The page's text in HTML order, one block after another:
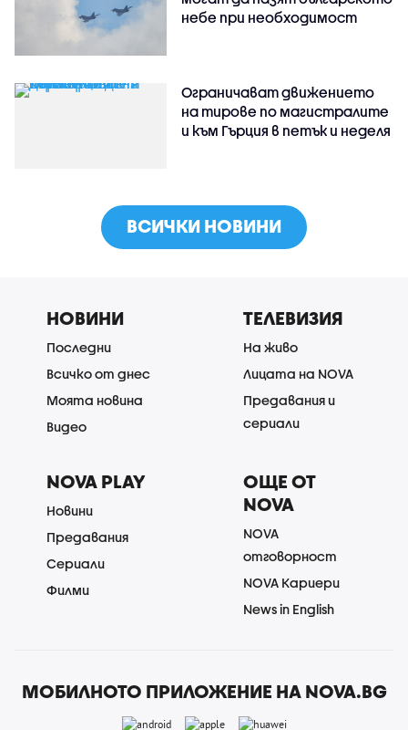
небе при необходимост
Ограничават движението
на тирове по магистралите
и към Гърция в петък и неделя
ВСИЧКИ НОВИНИ
НОВИНИ
Последни
Всичко от днес
Моята новина
Видео
ТЕЛЕВИЗИЯ
На живо
Лицата на NOVA
Предавания и
сериали
NOVA PLAY
Новини
Предавания
Сериали
Филми
ОЩЕ ОТ
NOVA
NOVA
отговорност
NOVA Кариери
News in English
МОБИЛНОТО ПРИЛОЖЕНИЕ НА NOVA.BG